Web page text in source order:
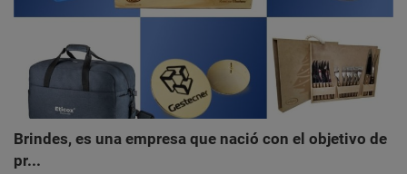
Brindes, es una empresa que nació con el objetivo de
pr...